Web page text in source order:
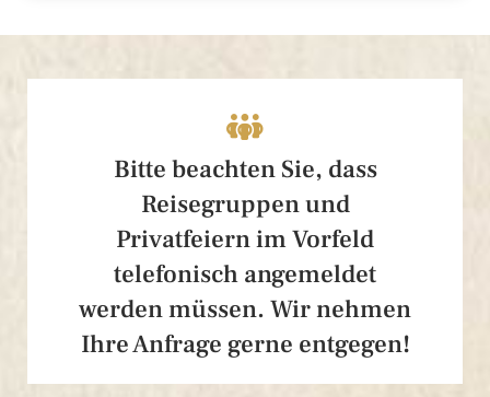

Bitte beachten Sie, dass
Reisegruppen und
Privatfeiern im Vorfeld
telefonisch angemeldet
werden müssen. Wir nehmen
Ihre Anfrage gerne entgegen!